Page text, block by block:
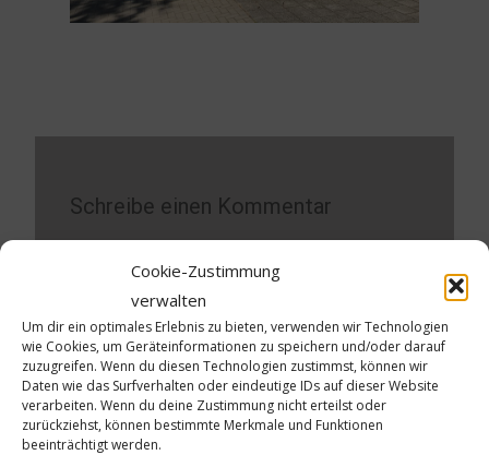
Cookie-Zustimmung
verwalten
Um dir ein optimales Erlebnis zu bieten, verwenden wir Technologien
wie Cookies, um Geräteinformationen zu speichern und/oder darauf
zuzugreifen. Wenn du diesen Technologien zustimmst, können wir
Daten wie das Surfverhalten oder eindeutige IDs auf dieser Website
verarbeiten. Wenn du deine Zustimmung nicht erteilst oder
zurückziehst, können bestimmte Merkmale und Funktionen
beeinträchtigt werden.
Schreibe einen Kommentar
Erforderliche Felder sind mit*
Kommentar*